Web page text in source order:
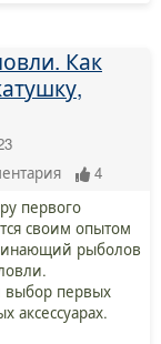
Как
4
первого
своим опытом
рыболов
выбор первых
аксессуарах.